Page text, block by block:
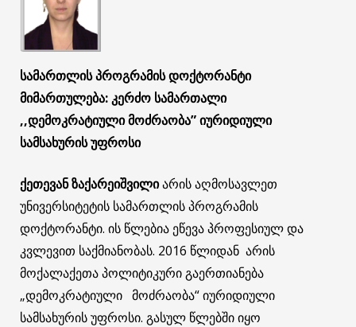
ᲡᲐᲔᲠᲗᲐᲨᲝᲠᲘᲡᲝ
ᲑᲘᲑᲚᲘᲝᲗᲔᲙᲐ
ᲡᲢᲣᲓᲔᲜᲢᲣᲠᲘ ᲪᲮᲝᲕᲠᲔᲑᲐ
ᲙᲝᲜᲢᲐᲥᲢᲘ
სამართლისპროგრამისდოქტორანტი
მიმართულება:კერძო სამართალი
,,დემოკრატიული მოძრაობა”იურიდიული
სამსახურის უფროსი
ქეთევან ზაქარეიშვილიარის აღმოსავლეთ
უნივერსიტეტის სამართლის პროგრამის
დოქტორანტი. ის წლებია ეწევა პროფესიულ და
კვლევით საქმიანობას. 2016 წლიდან არის
მოქალაქეთა პოლიტიკური გაერთიანება
„დემოკრატიული მოძრაობა“ იურიდიული
სამსახურის უფროსი. გასულ წლებში იყო